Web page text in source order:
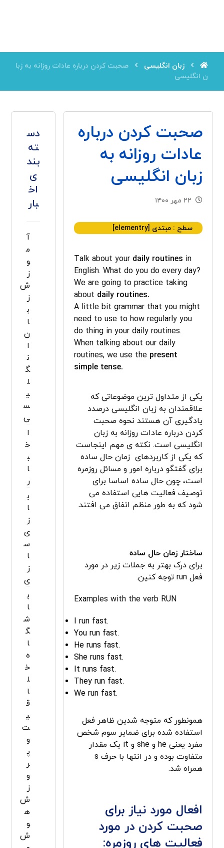
زبان انگلیسی
صحبت کردن درباره عادات روزانه به زبا
ن انگلیسی
صحبت کردن درباره
عادات روزانه به
زبان انگلیسی
۲۲ مهر ۱۴۰۰
سطح : مبتدی [elementry]
Talk about your daily routines in
English. What do you do every day?
We are going to practice taking
about daily routines.
A little bit grammar that you might
need to use to how regularly you
do thing in your daily routines.
When talking about our daily
routines, we use the present
simple tense.
یکی از متداول ترین موضوعاتی که
علاقمندان به زبان انگلیسی درصدد
یادگیری آن هستند نحوه صحبت
کردن درباره عادات روزانه به زبان
انگلیسی است. نکته ی مهم اینجاست
که یکی از کاربردهای زمان حال ساده
برای گفتگو درباره امور و مسائل روزمره
است، چون حال ساده اساسا برای
توصیف فعالیت هایی استفاده می
شود که به طور منظم اتفاق می افتند.
ساختار زمان حال ساده
برای درک بهتر به جملات زیر در مورد
فعل run توجه کنین.
Examples with the verb RUN
I run fast.
You run fast.
He runs fast.
She runs fast.
It runs fast.
They run fast.
We run fast.
همونطور که متوجه شدین ظاهر فعل
استفاده شده برای ضمایر سوم شخص
مفرد یعنی he و she و it یک مقدار
متفاوت بوده و در انتها با حرف s
همراه شد.
افعال مورد نیاز برای
صحبت کردن در مورد
فعالیت های روزمره:
دس
ته
بند
ی
اخ
بار
آ
م
و
ز
ش
ز
ب
ا
ن
ا
ن
گ
ل
ی
س
ی
ا
خ
ب
ا
ر
ب
ا
ز
ی
س
ا
ز
ی
ب
ا
ش
گ
ا
ه
خ
ل
ا
ق
ی
ت
و
پ
ر
و
ز
ش
ه
و
ش